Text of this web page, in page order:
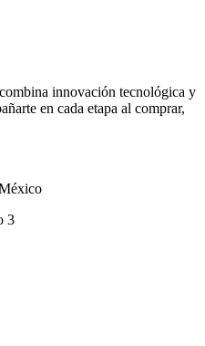
innovación tecnológica y
en cada etapa al comprar,
3